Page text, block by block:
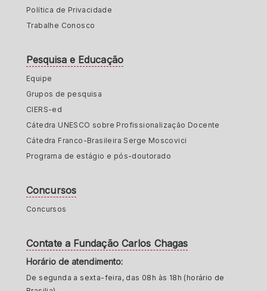
Política de Privacidade
Trabalhe Conosco
Pesquisa e Educação
Equipe
Grupos de pesquisa
CIERS-ed
Cátedra UNESCO sobre Profissionalização Docente
Cátedra Franco-Brasileira Serge Moscovici
Programa de estágio e pós-doutorado
Concursos
Concursos
Contate a Fundação Carlos Chagas
Horário de atendimento:
De segunda a sexta-feira, das 08h às 18h (horário de